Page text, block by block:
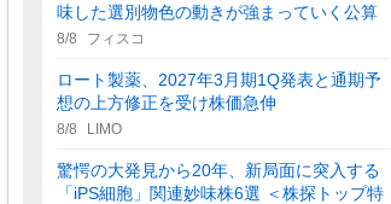
味した選別物色の動きが強まっていく公算
8/8 フィスコ
ロート製薬、2027年3月期1Q発表と通期予
想の上方修正を受け株価急伸
8/8 LIMO
驚愕の大発見から20年、新局面に突入する
「iPS細胞」関連妙味株6選 ＜株探トップ特